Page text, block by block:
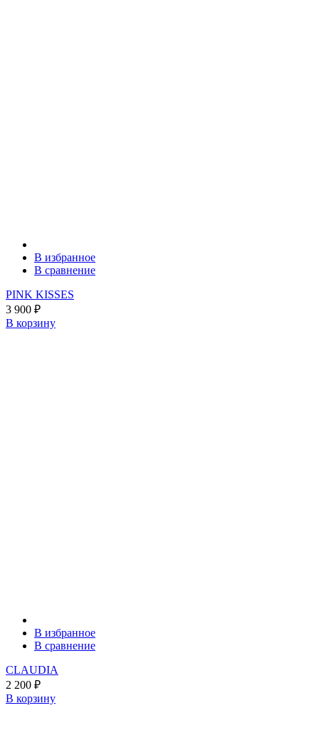
В избранное
В сравнение
PINK KISSES
3 900 ₽
В корзину
В избранное
В сравнение
CLAUDIA
2 200 ₽
В корзину